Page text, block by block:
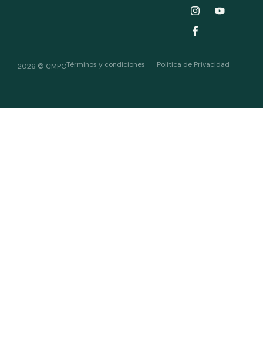
2026 © CMPCTérminos y condiciones Política de Privacidad